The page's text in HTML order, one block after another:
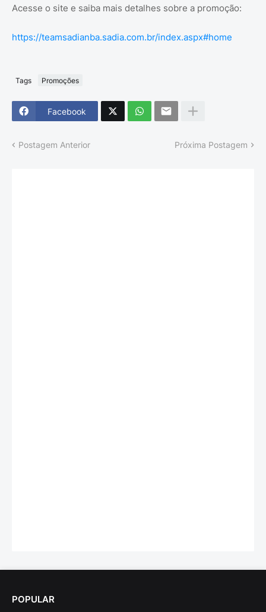
Acesse o site e saiba mais detalhes sobre a promoção:
https://teamsadianba.sadia.com.br/index.aspx#home
Tags Promoções
Facebook
Postagem Anterior Próxima Postagem
POPULAR